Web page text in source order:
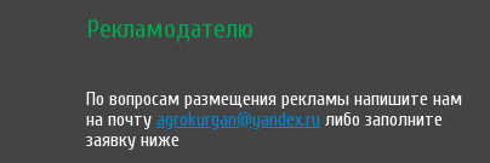
Рекламодателю
По вопросам размещения рекламы напишите нам
на почтуagrokurgan@yandex.ru либо заполните
заявку ниже